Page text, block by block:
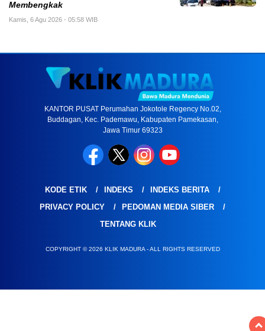
Membengkak
Kamis, 6 Agu 2026 - 05:58 WIB
KANTOR PUSAT Perumahan Jokotole Regency No.02,
Buddagan, Kec. Pademawu, Kabupaten Pamekasan,
Jawa Timur 69323
KODE ETIK INDEKS
INDEKS BERITA
PRIVACY POLICY
PEDOMAN MEDIA SIBER
TENTANG KLIK
COPYRIGHT © 2026 KLIK MADURA - ALL RIGHTS RESERVED